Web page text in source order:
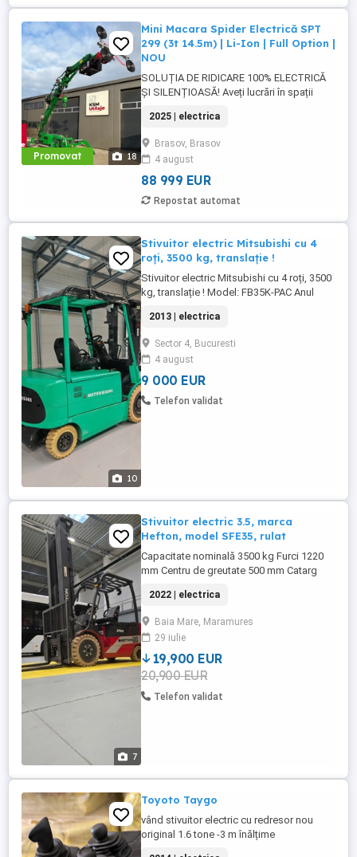
Promovat 18
Mini Macara Spider Electrică SPT
299 (3t 14.5m) | Li-Ion | Full Option |
NOU
SOLUȚIA DE RIDICARE 100% ELECTRICĂ
ȘI SILENȚIOASĂ! Aveți lucrări în spații
puteți folosi motoare termice? KSM
Utilaje vă prezintă SPT 299-E Macaraua
Păianjen cu Baterii Li-Ion de ultimă
generație! PACHET "FULL OPTION"
(INCLUS ÎN PREȚ): Nu plătiți nimic extra! ...
2025 | electrica
Brasov, Brasov
4 august
88 999 EUR
Repostat automat
10
Stivuitor electric Mitsubishi cu 4
roți, 3500 kg, translație !
Stivuitor electric Mitsubishi cu 4 roți, 3500
kg, translație ! Model: FB35K-PAC Anul
h (putin folosit) Translație stanga-dreapta
Greutate ridicată : 3.500 kg Înălțime de
ridicare: 3.300 mm Tip catarg: duplex ( 2
trepte) Înălțime de construcție: 2.300 mm
Tip ...
2013 | electrica
Sector 4, Bucuresti
4 august
9 000 EUR
Telefon validat
7
Stivuitor electric 3.5, marca
Hefton, model SFE35, rulat
Capacitate nominală 3500 kg Furci 1220
mm Centru de greutate 500 mm Catarg
mm Sistem hidraulic 3&4 valve cu
conducte Înălțime maximă catarg restrâns
3083 mm Înălțime maximă catarg extins
7773 mm Înălțime liberă de ridicare 1855
mm Înclinare catarg față spate 3 ...
2022 | electrica
Baia Mare, Maramures
29 iulie
19,900 EUR
20,900 EUR
Telefon validat
Toyoto Taygo
vând stivuitor electric cu redresor nou
original 1.6 tone -3 m înălțime